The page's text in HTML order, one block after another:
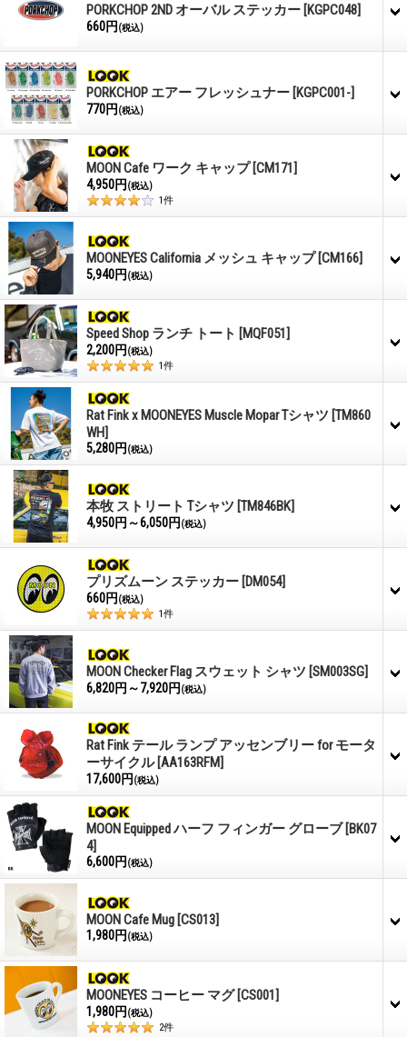
PORKCHOP 2ND オーバル ステッカー [KGPC048]
660円 (税込)
PORKCHOP エアー フレッシュナー [KGPC001-]
770円 (税込)
MOON Cafe ワーク キャップ [CM171]
4,950円 (税込)
1件
MOONEYES California メッシュ キャップ [CM166]
5,940円 (税込)
Speed Shop ランチ トート [MQF051]
2,200円 (税込)
1件
Rat Fink x MOONEYES Muscle Mopar Tシャツ [TM860
WH]
5,280円 (税込)
本牧 ストリート Tシャツ [TM846BK]
4,950円～6,050円 (税込)
プリズムーン ステッカー [DM054]
660円 (税込)
1件
MOON Checker Flag スウェット シャツ [SM003SG]
6,820円～7,920円 (税込)
Rat Fink テール ランプ アッセンブリー for モータ
ーサイクル [AA163RFM]
17,600円 (税込)
MOON Equipped ハーフ フィンガー グローブ [BK07
4]
6,600円 (税込)
MOON Cafe Mug [CS013]
1,980円 (税込)
MOONEYES コーヒー マグ [CS001]
1,980円 (税込)
2件